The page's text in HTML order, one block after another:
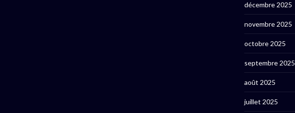
décembre 2025
novembre 2025
octobre 2025
septembre 2025
août 2025
juillet 2025